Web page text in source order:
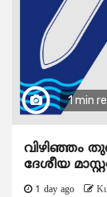
1 min
വിഴിഞ്ഞം
ദേശീയ
1 day ago